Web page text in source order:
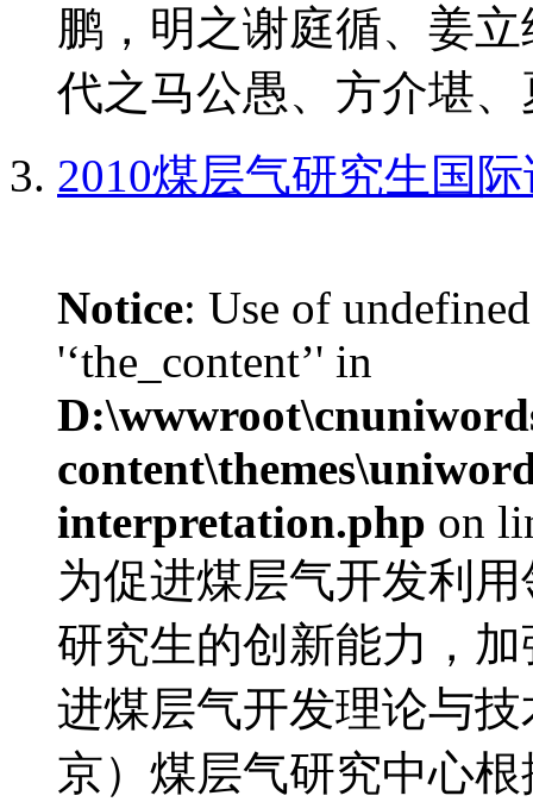
鹏，明之谢庭循、姜
代之马公愚、方介堪
2010煤层气研究生国
Notice: Use of
'‘the_content’' in
interpretation.php on
为促进煤层气开发利
研究生的创新能力，
进煤层气开发理论与
京）煤层气研究中心